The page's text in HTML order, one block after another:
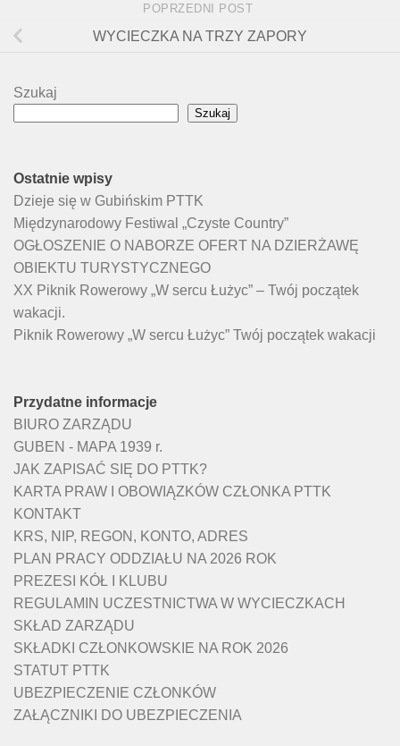
POPRZEDNI POST
WYCIECZKA NA TRZY ZAPORY
Szukaj
Szukaj
Ostatnie wpisy
Dzieje się w Gubińskim PTTK
Międzynarodowy Festiwal „Czyste Country”
OGŁOSZENIE O NABORZE OFERT NA DZIERŻAWĘ
OBIEKTU TURYSTYCZNEGO
XX Piknik Rowerowy „W sercu Łużyc” – Twój początek
wakacji.
Piknik Rowerowy „W sercu Łużyc” Twój początek wakacji
Przydatne informacje
BIURO ZARZĄDU
GUBEN - MAPA 1939 r.
JAK ZAPISAĆ SIĘ DO PTTK?
KARTA PRAW I OBOWIĄZKÓW CZŁONKA PTTK
KONTAKT
KRS, NIP, REGON, KONTO, ADRES
PLAN PRACY ODDZIAŁU NA 2026 ROK
PREZESI KÓŁ I KLUBU
REGULAMIN UCZESTNICTWA W WYCIECZKACH
SKŁAD ZARZĄDU
SKŁADKI CZŁONKOWSKIE NA ROK 2026
STATUT PTTK
UBEZPIECZENIE CZŁONKÓW
ZAŁĄCZNIKI DO UBEZPIECZENIA